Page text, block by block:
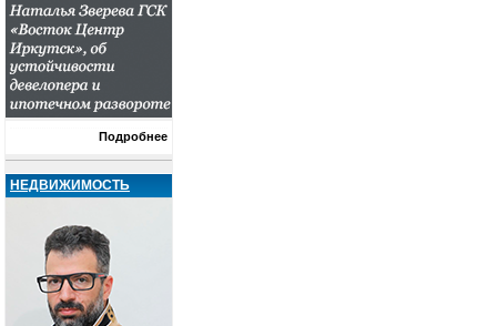
Подробнее
НЕДВИЖИМОСТЬ